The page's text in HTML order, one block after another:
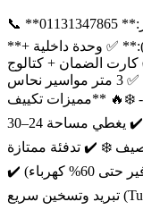
📞 **للحجز والاستفسار:** 01131347865 🌐 uniaireg.com --- 📦
**مشتملات الجهاز (جاهز للتركيب بالكامل):** ✅ وحدة داخلية +
الضمان + كتالوج
التشغيل ✅ كابولي حديد للوحدة الخارجية ✅ 3 متر مواسير نحاس
❄️🔥 **مميزات تكييف
كوندور 3 حصان (بارد/ساخن – إنفرتر):** ✔️ يغطي مساحة 24–30
❄️ ✔️ تدفئة ممتازة
في الشتاء 🔥 ✔️ تكنولوجيا إنفرتر حديثة (توفير حتى 60% كهرباء) ✔️
تبريد وتسخين سريع (Turbo) ✔️ تشغيل هادئ رغم القوة العالية ✔️